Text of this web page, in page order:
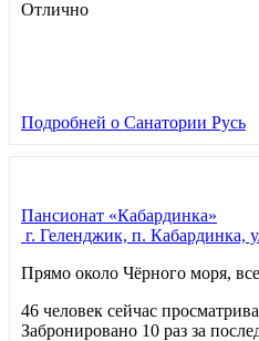
Отлично
Подробней о Санатории Русь
Пансионат «Кабардинка»
г. Геленджик, п. Кабардинка,
Прямо около Чёрного моря,
46 человек сейчас
Забронировано 10 раз за